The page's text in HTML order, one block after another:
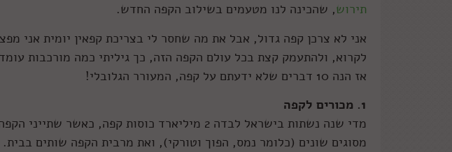
תירוש, שהכינה לנו מטעמים בשילוב הקפה החדש.
אני לא צרכן קפה גדול, אבל את מה שחסר לי בצריכת קפאין יומית אני
לקרוא, ולהתעמק קצת בכל עולם הקפה הזה, כך גיליתי כמה מורכבות
אז הנה 10 דברים שלא ידעתם על קפה, המעורר הגלובלי!
1. מכורים לקפה
מסוגים שונים (כלומר נמס, הפוך וטורקי), ואת מרבית הקפה שותים